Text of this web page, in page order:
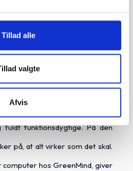
Tillad alle
valgte
Afvis
vores webshop og butikker, da
på lager.
alle vores computere,
op til vores høje standarder for
Alle vores enheder er renset,
fuldt funktionsdygtige. På den
på, at alt virker som det skal.
hos GreenMind, giver